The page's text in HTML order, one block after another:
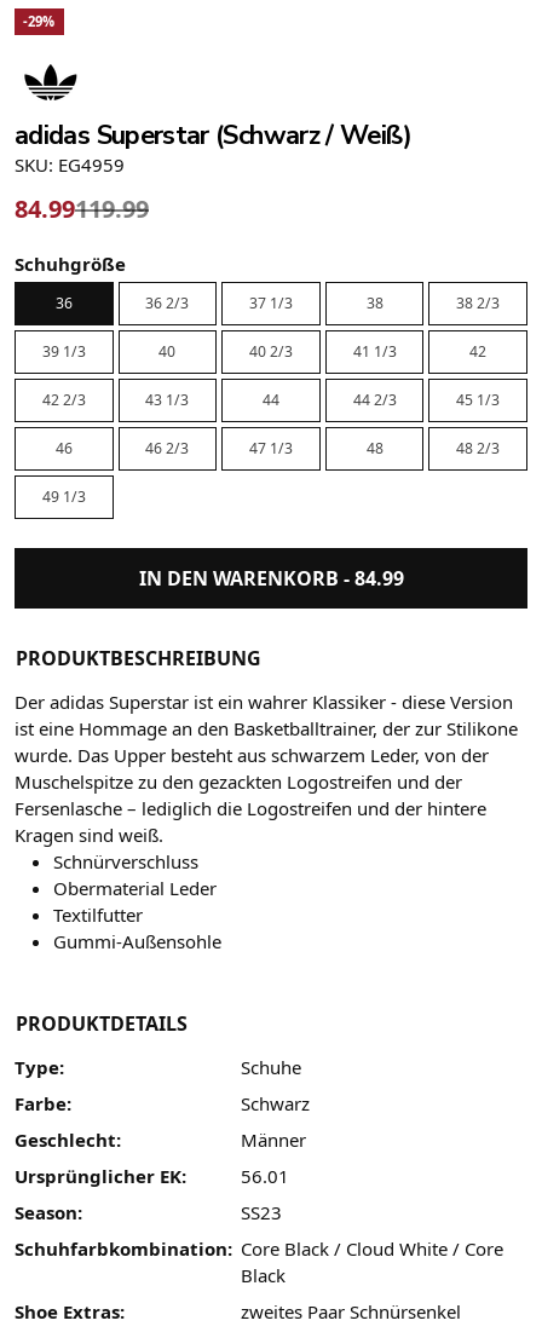
-29%
adidas Superstar (Schwarz / Weiß)
SKU: EG4959
84.99119.99
Schuhgröße
36 36 2/3 37 1/3 38 38 2/3
39 1/3 40 40 2/3 41 1/3 42
42 2/3 43 1/3 44 44 2/3 45 1/3
46 46 2/3 47 1/3 48 48 2/3
49 1/3
IN DEN WARENKORB -84.99
PRODUKTBESCHREIBUNG
Der adidas Superstar ist ein wahrer Klassiker - diese Version
ist eine Hommage an den Basketballtrainer, der zur Stilikone
wurde. Das Upper besteht aus schwarzem Leder, von der
Muschelspitze zu den gezackten Logostreifen und der
Fersenlasche – lediglich die Logostreifen und der hintere
Kragen sind weiß.
Schnürverschluss
Obermaterial Leder
Textilfutter
Gummi-Außensohle
PRODUKTDETAILS
Type:
Schuhe
Farbe:
Schwarz
Geschlecht:
Männer
Ursprünglicher EK:
56.01
Season:
SS23
Schuhfarbkombination: Core Black / Cloud White / Core
Black
Shoe Extras:
zweites Paar Schnürsenkel